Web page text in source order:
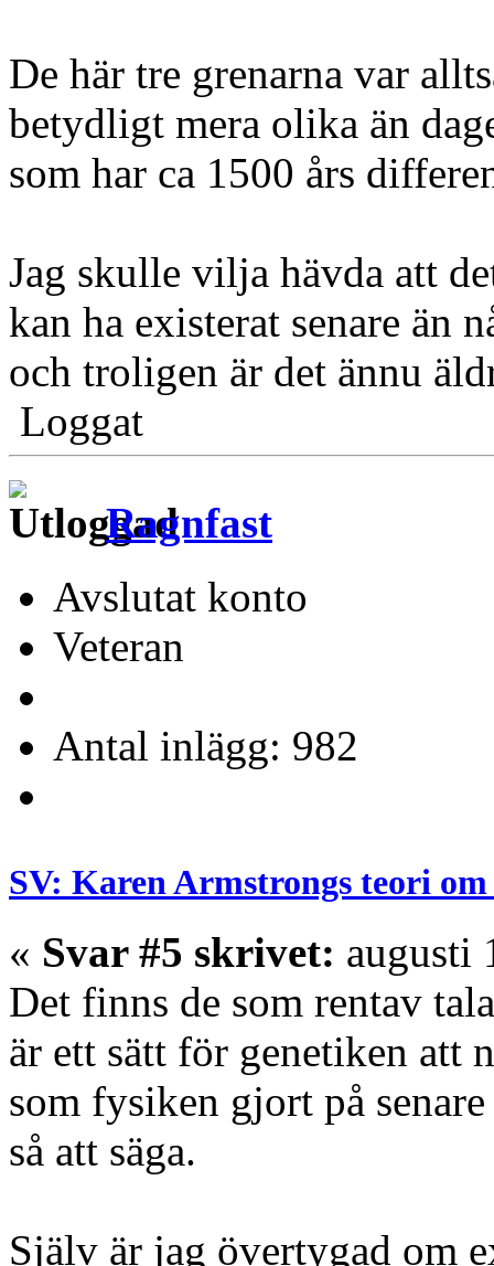
De här tre grenarna var
betydligt mera olika än
som har ca 1500 års
Jag skulle vilja hävda att
kan ha existerat senare än
och troligen är det ännu
Loggat
Ragnfast
Avslutat konto
Veteran
Antal inlägg: 982
SV: Karen Armstrongs teori
« Svar #5 skrivet: augusti
Det finns de som rentav
är ett sätt för genetiken att
som fysiken gjort på
så att säga.
Själv är jag övertygad om